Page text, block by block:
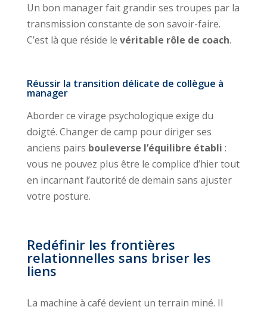
Un bon manager fait grandir ses troupes par la
transmission constante de son savoir-faire.
C’est là que réside le véritable rôle de coach.
Réussir la transition délicate de collègue à
manager
Aborder ce virage psychologique exige du
doigté. Changer de camp pour diriger ses
anciens pairs bouleverse l’équilibre établi :
vous ne pouvez plus être le complice d’hier tout
en incarnant l’autorité de demain sans ajuster
votre posture.
Redéfinir les frontières
relationnelles sans briser les
liens
La machine à café devient un terrain miné. Il